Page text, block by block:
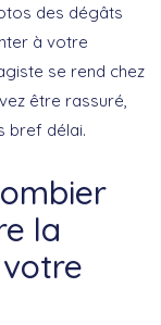
des dégâts
à votre
se rend chez
être rassuré,
bref délai.
la